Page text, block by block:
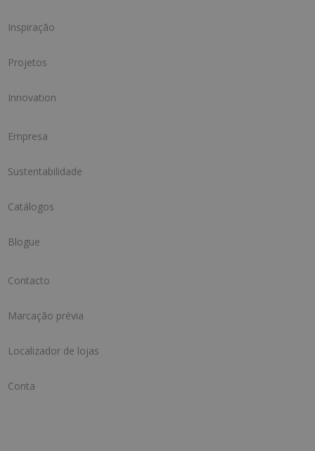
Inspiração
Projetos
Innovation
Empresa
Sustentabilidade
Catálogos
Blogue
Contacto
Marcação prévia
Localizador de lojas
Conta